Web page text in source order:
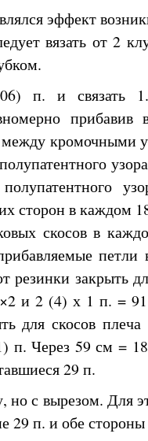
эффект
вязать от 2
п.и связать
прибавив
между кромочными
полупатентного
полупатентного
сторонв каждом
скосовв
петли
резинки закрыть
и 2 (4) х 1 п. =
для скосов плеча
п. Через 59 см =
29 п.
нос вырезом. Для
29 п. и обестороны